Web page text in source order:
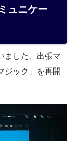
ュニケー
ました、出張マ
ジック」を再開